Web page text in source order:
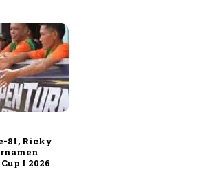
81, Ricky
I 2026